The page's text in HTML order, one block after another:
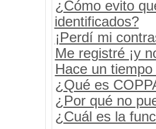
¿Cómo evito
identificados?
¡Perdí mi
Me registré ¡y
Hace un
¿Qué es
¿Por qué no
¿Cuál es la